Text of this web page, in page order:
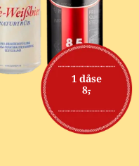
1 dåse
8,-